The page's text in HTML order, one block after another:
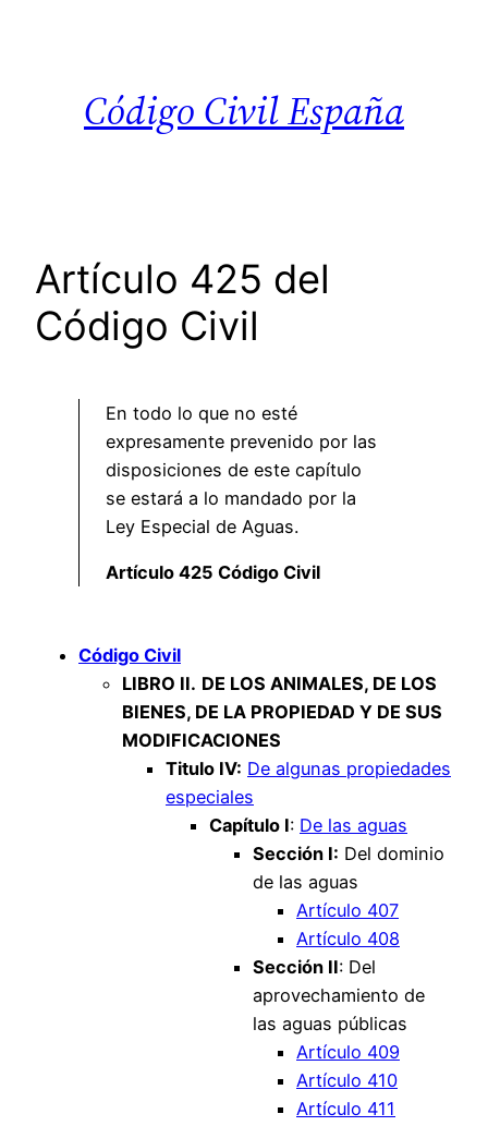
Código Civil España
Artículo 425 del
Código Civil
En todo lo que no esté
expresamente prevenido por las
disposiciones de este capítulo
se estará a lo mandado por la
Ley Especial de Aguas.
Artículo 425 Código Civil
Código Civil
LIBRO II. DE LOS ANIMALES, DE LOS
BIENES, DE LA PROPIEDAD Y DE SUS
MODIFICACIONES
Titulo IV: De algunas propiedades
especiales
Capítulo I: De las aguas
Sección I: Del dominio
de las aguas
Artículo 407
Artículo 408
Sección II: Del
aprovechamiento de
las aguas públicas
Artículo 409
Artículo 410
Artículo 411